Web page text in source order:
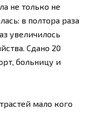
не только не
в полтора раза
увеличилось
Сдано 20
больницу и
мало кого